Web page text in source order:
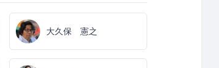
大久保 憲之